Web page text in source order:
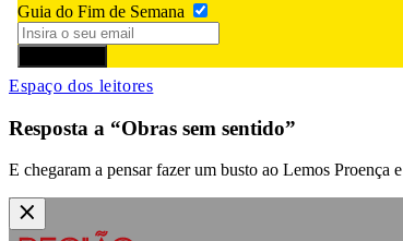
Guia do Fim de Semana
Espaço dos leitores
Resposta a “Obras sem sentido”
E chegaram a pensar fazer um busto ao Lemos Proença